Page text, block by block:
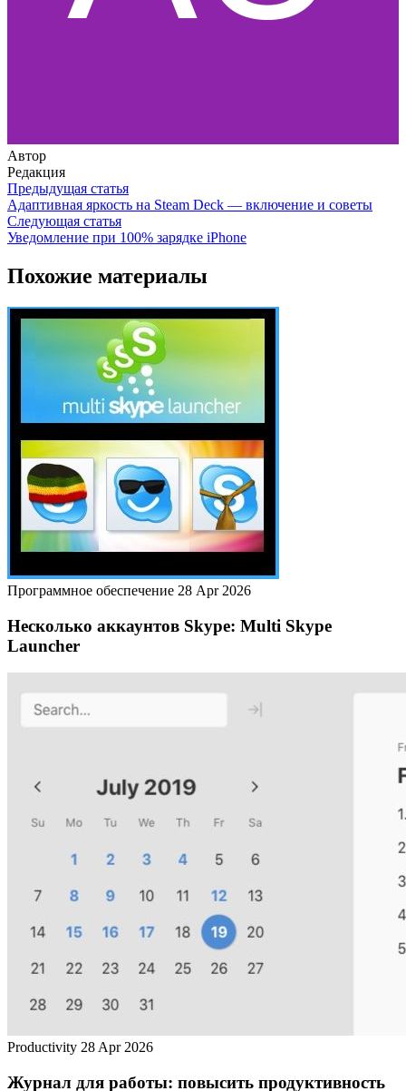
Автор
Редакция
Предыдущая статья
Адаптивная яркость на Steam Deck — включение и советы
Следующая статья
Уведомление при 100% зарядке iPhone
Похожие материалы
Программное обеспечение 28 Apr 2026
Несколько аккаунтов Skype: Multi Skype
Launcher
Productivity 28 Apr 2026
Журнал для работы: повысить продуктивность